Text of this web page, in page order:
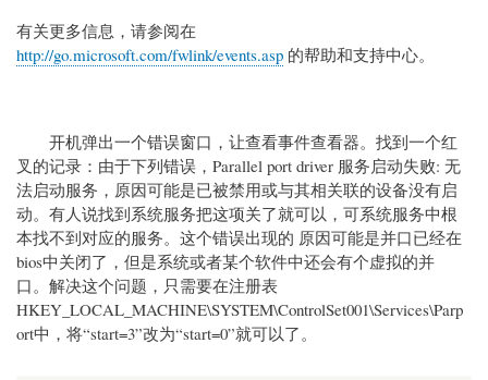
有关更多信息，请参阅在
http://go.microsoft.com/fwlink/events.asp 的帮助和支持中心。
开机弹出一个错误窗口，让查看事件查看器。找到一个红
叉的记录：由于下列错误，Parallel port driver 服务启动失败: 无
法启动服务，原因可能是已被禁用或与其相关联的设备没有启
动。有人说找到系统服务把这项关了就可以，可系统服务中根
本找不到对应的服务。这个错误出现的 原因可能是并口已经在
bios中关闭了，但是系统或者某个软件中还会有个虚拟的并
口。解决这个问题，只需要在注册表
HKEY_LOCAL_MACHINE\SYSTEM\ControlSet001\Services\Parp
ort中，将“start=3”改为“start=0”就可以了。